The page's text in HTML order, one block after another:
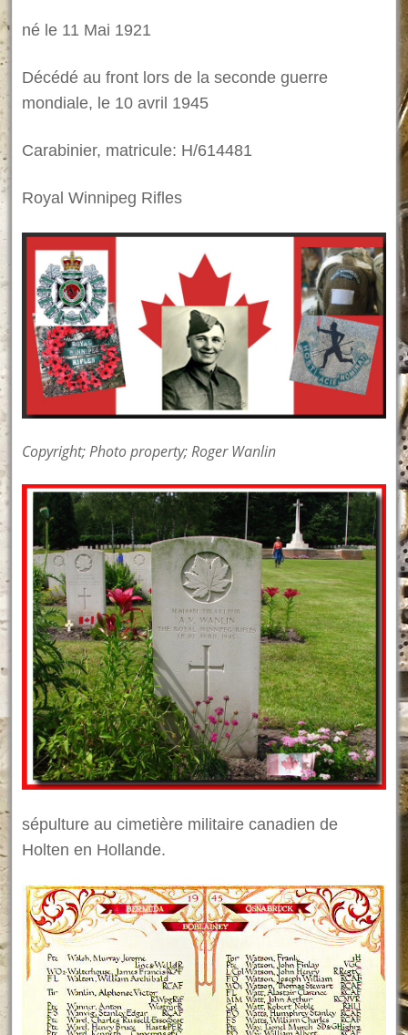
né le 11 Mai 1921
Décédé au front lors de la seconde guerre
mondiale, le 10 avril 1945
Carabinier, matricule: H/614481
Royal Winnipeg Rifles
Copyright; Photo property; Roger Wanlin
sépulture au cimetière militaire canadien de
Holten en Hollande.